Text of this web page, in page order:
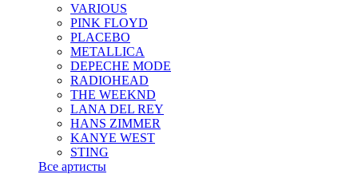
VARIOUS
PINK FLOYD
PLACEBO
METALLICA
DEPECHE MODE
RADIOHEAD
THE WEEKND
LANA DEL REY
HANS ZIMMER
KANYE WEST
STING
Все артисты